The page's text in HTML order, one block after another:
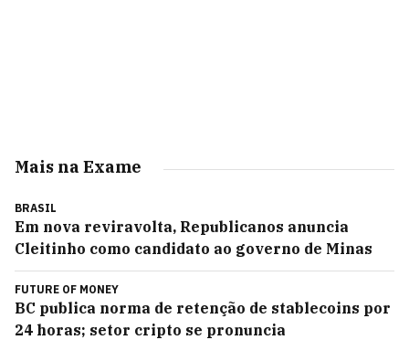
Mais na Exame
BRASIL
Em nova reviravolta, Republicanos anuncia
Cleitinho como candidato ao governo de Minas
FUTURE OF MONEY
BC publica norma de retenção de stablecoins por
24 horas; setor cripto se pronuncia